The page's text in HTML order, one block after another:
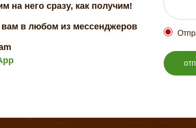
на него сразу, как получим!
вам в любом из мессенджеров